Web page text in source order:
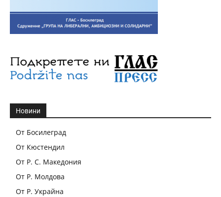
Новини
От Босилеград
От Кюстендил
От Р. С. Македония
От Р. Молдова
От Р. Украйна